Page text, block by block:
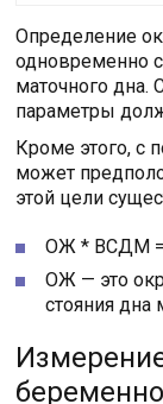
Определение
одновременно
маточного дна.
параметры
Кроме этого, с
может
этой цели
ОЖ * ВСДМ =
ОЖ — это
стояния дна